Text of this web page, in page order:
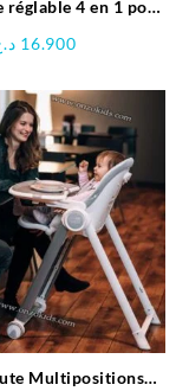
réglable 4 en 1 pour
16.900
Multipositions